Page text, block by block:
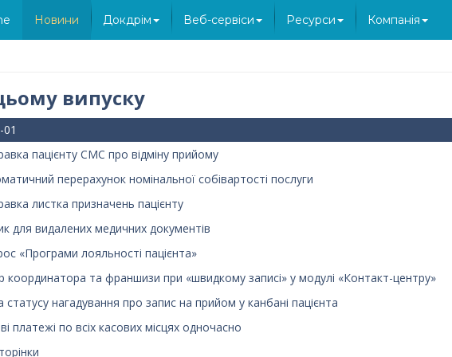
Новини Докдрім Веб-сервіси Ресурси Компанія
випуску
пацієнту СМС про відміну прийому
перерахунок номінальної собівартості послуги
листка призначень пацієнту
для видалених медичних документів
«Програми лояльності пацієнта»
координатора та франшизи при «швидкому записі» у модулі «Контакт-центру»
статусу нагадування про запис на прийом у канбані пацієнта
платежі по всіх касових місцях одночасно